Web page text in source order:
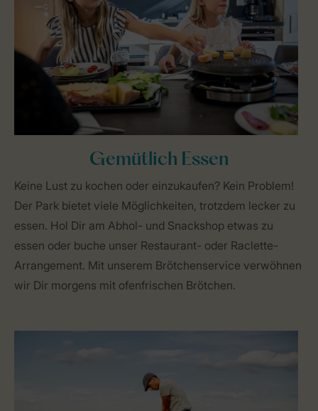
Gemütlich Essen
Keine Lust zu kochen oder einzukaufen? Kein Problem!
Der Park bietet viele Möglichkeiten, trotzdem lecker zu
essen. Hol Dir am Abhol- und Snackshop etwas zu
essen oder buche unser Restaurant- oder Raclette-
Arrangement. Mit unserem Brötchenservice verwöhnen
wir Dir morgens mit ofenfrischen Brötchen.